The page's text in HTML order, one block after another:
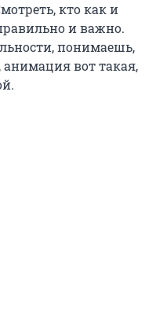
кто как и
и важно.
понимаешь,
анимация вот такая,